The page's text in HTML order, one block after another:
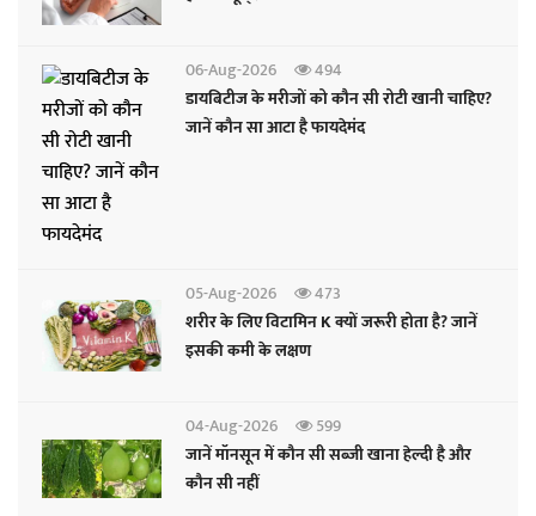
06-Aug-2026
494
डायबिटीज के मरीजों को कौन सी रोटी खानी चाहिए?
जानें कौन सा आटा है फायदेमंद
05-Aug-2026
473
शरीर के लिए विटामिन K क्यों जरूरी होता है? जानें
इसकी कमी के लक्षण
04-Aug-2026
599
जानें मॉनसून में कौन सी सब्जी खाना हेल्दी है और
कौन सी नहीं